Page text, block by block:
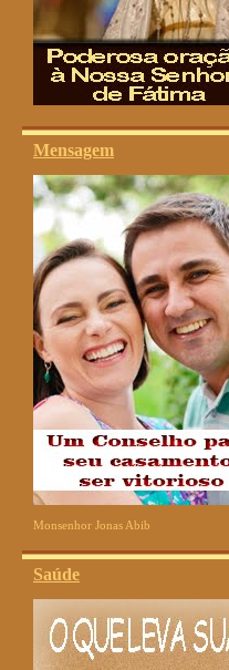
Mensagem
Monsenhor Jonas Abib
Saúde